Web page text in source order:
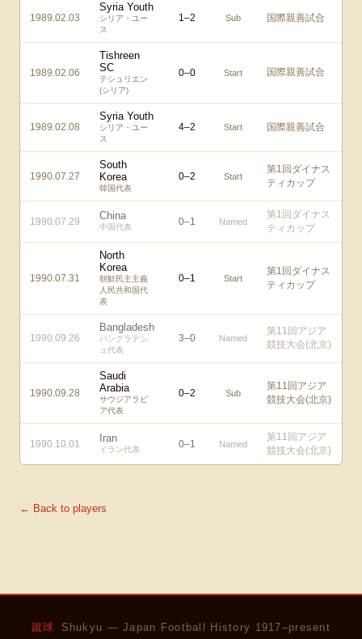
1989.02.03
Syria Youth
シリア・ユー
ス
1–2 Sub 国際親善試合
1989.02.06
Tishreen
SC
テシュリエン
(シリア)
0–0 Start 国際親善試合
1989.02.08
Syria Youth
シリア・ユー
ス
4–2 Start 国際親善試合
1990.07.27
South
Korea
韓国代表
0–2 Start
第1回ダイナス
ティカップ
1990.07.29 China
中国代表 0–1 Named
第1回ダイナス
ティカップ
1990.07.31
North
Korea
朝鮮民主主義
人民共和国代
表
0–1 Start
第1回ダイナス
ティカップ
1990.09.26
Bangladesh
バングラデシ
ュ代表
3–0 Named
第11回アジア
競技大会(北京)
1990.09.28
Saudi
Arabia
サウジアラビ
ア代表
0–2 Sub
第11回アジア
競技大会(北京)
1990.10.01 Iran
イラン代表 0–1 Named
第11回アジア
競技大会(北京)
← Back to players
蹴球 Shukyu — Japan Football History 1917–present